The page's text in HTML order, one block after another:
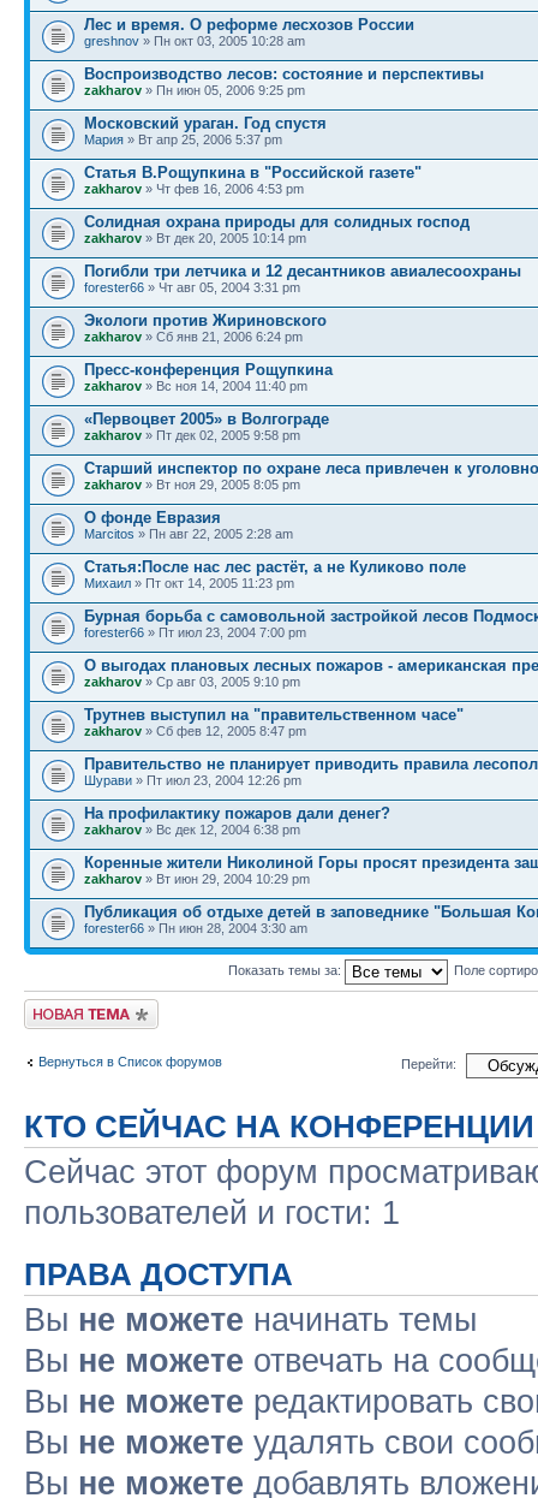
Лес и время. О реформе лесхозов России
greshnov » Пн окт 03, 2005 10:28 am
Воспроизводство лесов: состояние и перспективы
zakharov » Пн июн 05, 2006 9:25 pm
Московский ураган. Год спустя
Мария » Вт апр 25, 2006 5:37 pm
Статья В.Рощупкина в "Российской газете"
zakharov » Чт фев 16, 2006 4:53 pm
Солидная охрана природы для солидных господ
zakharov » Вт дек 20, 2005 10:14 pm
Погибли три летчика и 12 десантников авиалесоохраны
forester66 » Чт авг 05, 2004 3:31 pm
Экологи против Жириновского
zakharov » Сб янв 21, 2006 6:24 pm
Пресс-конференция Рощупкина
zakharov » Вс ноя 14, 2004 11:40 pm
«Первоцвет 2005» в Волгограде
zakharov » Пт дек 02, 2005 9:58 pm
Старший инспектор по охране леса привлечен к
zakharov » Вт ноя 29, 2005 8:05 pm
О фонде Евразия
Marcitos » Пн авг 22, 2005 2:28 am
Статья:После нас лес растёт, а не Куликово поле
Михаил » Пт окт 14, 2005 11:23 pm
Бурная борьба с самовольной застройкой лесов
forester66 » Пт июл 23, 2004 7:00 pm
О выгодах плановых лесных пожаров - американская
zakharov » Ср авг 03, 2005 9:10 pm
Трутнев выступил на "правительственном часе"
zakharov » Сб фев 12, 2005 8:47 pm
Правительство не планирует приводить правила
Шурави » Пт июл 23, 2004 12:26 pm
На профилактику пожаров дали денег?
zakharov » Вс дек 12, 2004 6:38 pm
Коренные жители Николиной Горы просят президента
zakharov » Вт июн 29, 2004 10:29 pm
Публикация об отдыхе детей в заповеднике "Большая
forester66 » Пн июн 28, 2004 3:30 am
Показать темы за: Поле
Новая тема
Вернуться в Список форумов Перейти:
КТО СЕЙЧАС НА КОНФЕРЕНЦИИ
Сейчас этот форум
пользователей и гости: 1
ПРАВА ДОСТУПА
Вы не можете начинать темы
Вы не можете отвечать на
Вы не можете редактировать
Вы не можете удалять свои
Вы не можете добавлять